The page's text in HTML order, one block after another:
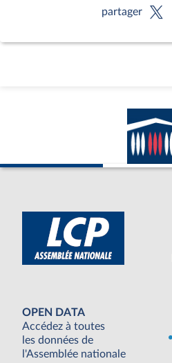
partager
OPEN DATA
Accédez à toutes
les données de
l'Assemblée nationale